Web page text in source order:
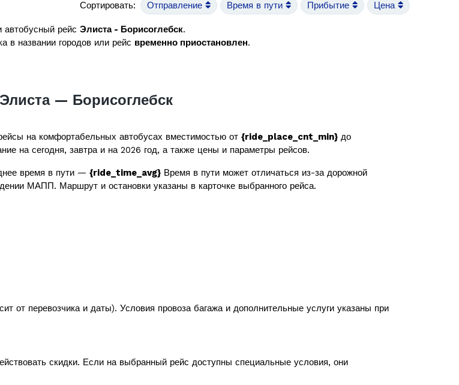
Сортировать: Отправление Время в пути Прибытие Цена
автобусный рейс Элиста - Борисоглебск.
названии городов или рейс временно приостановлен.
— Борисоглебск
на комфортабельных автобусах вместимостью от {ride_place_cnt_min} до
на сегодня, завтра и на 2026 год, а также цены и параметры рейсов.
время в пути — {ride_time_avg} Время в пути может отличаться из-за дорожной
МАПП. Маршрут и остановки указаны в карточке выбранного рейса.
от перевозчика и даты). Условия провоза багажа и дополнительные услуги указаны при
скидки. Если на выбранный рейс доступны специальные условия, они